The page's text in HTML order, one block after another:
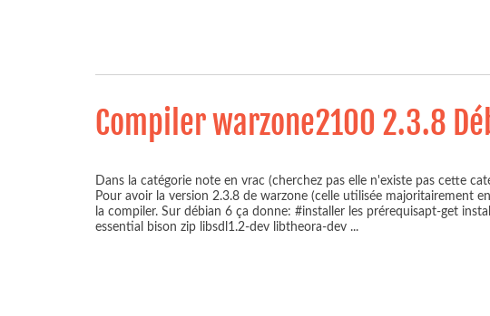
Compiler warzone2100 2.3.8
Dans la catégorie note en vrac (cherchez pas elle n'existe pas cette
Pour avoir la version 2.3.8 de warzone (celle utilisée majoritairement
la compiler. Sur débian 6 ça donne: #installer les prérequisapt-get
essential bison zip libsdl1.2-dev libtheora-dev ...